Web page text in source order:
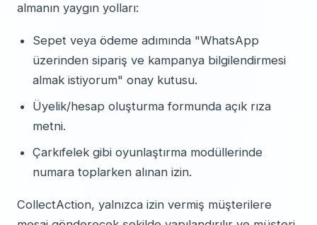
almanın yaygın yolları:
Sepet veya ödeme adımında "WhatsApp
üzerinden sipariş ve kampanya bilgilendirmesi
almak istiyorum" onay kutusu.
Üyelik/hesap oluşturma formunda açık rıza
metni.
Çarkıfelek gibi oyunlaştırma modüllerinde
numara toplarken alınan izin.
CollectAction, yalnızca izin vermiş müşterilere